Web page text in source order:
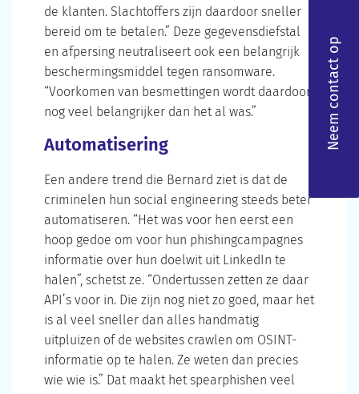
Neem contact op
de klanten. Slachtoffers zijn daardoor sneller
bereid om te betalen.” Deze gegevensdiefstal
en afpersing neutraliseert ook een belangrijk
beschermingsmiddel tegen ransomware.
“Voorkomen van besmettingen wordt daardoor
nog veel belangrijker dan het al was.”
Automatisering
Een andere trend die Bernard ziet is dat de
criminelen hun social engineering steeds beter
automatiseren. “Het was voor hen eerst een
hoop gedoe om voor hun phishingcampagnes
informatie over hun doelwit uit LinkedIn te
halen”, schetst ze. “Ondertussen zetten ze daar
API’s voor in. Die zijn nog niet zo goed, maar het
is al veel sneller dan alles handmatig
uitpluizen of de websites crawlen om OSINT-
informatie op te halen. Ze weten dan precies
wie wie is.” Dat maakt het spearphishen veel